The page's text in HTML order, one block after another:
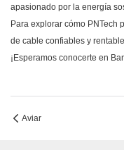
apasionado por la energía
Para explorar cómo PNTech
de cable confiables y
¡Esperamos conocerte en
Aviar